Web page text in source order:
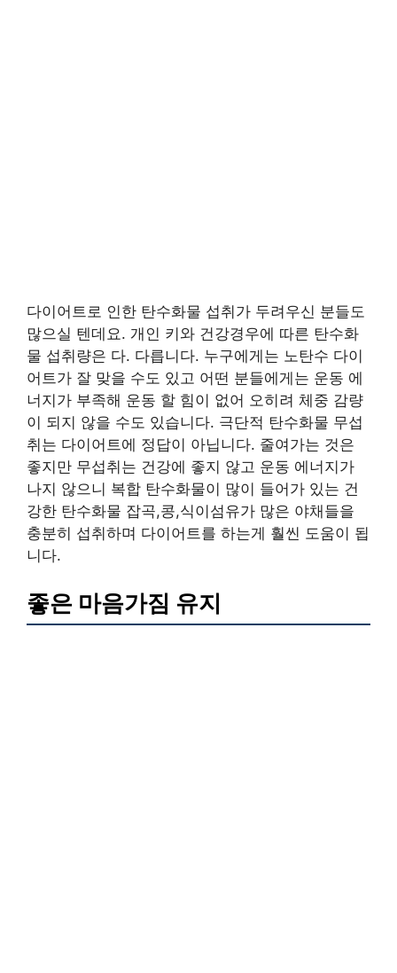
다이어트로 인한 탄수화물 섭취가 두려우신 분들도
많으실 텐데요. 개인 키와 건강경우에 따른 탄수화
물 섭취량은 다. 다릅니다. 누구에게는 노탄수 다이
어트가 잘 맞을 수도 있고 어떤 분들에게는 운동 에
너지가 부족해 운동 할 힘이 없어 오히려 체중 감량
이 되지 않을 수도 있습니다. 극단적 탄수화물 무섭
취는 다이어트에 정답이 아닙니다. 줄여가는 것은
좋지만 무섭취는 건강에 좋지 않고 운동 에너지가
나지 않으니 복합 탄수화물이 많이 들어가 있는 건
강한 탄수화물 잡곡,콩,식이섬유가 많은 야채들을
충분히 섭취하며 다이어트를 하는게 훨씬 도움이 됩
니다.
좋은 마음가짐 유지